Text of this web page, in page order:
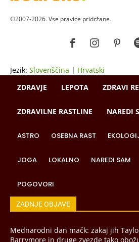
©2007-2026. Vse pravice pridržane.
Jezik: Slovenščina | Hrvatski
ZDRAVJE
LEPOTA ZDRAVI
ZDRAVILNE RASTLINE NAREDI
ASTRO OSEBNA RAST
JOGA LOKALNO NAREDI SAM
POGOVORI
ZADNJE OBJAVE
Mednarodni dan mačk: zakaj jih
Barrymore in druge zvezde tako